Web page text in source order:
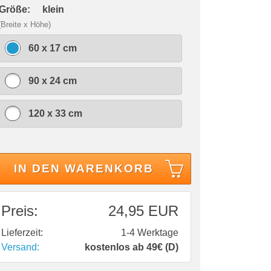
klein
x Höhe)
60 x 17 cm
90 x 24 cm
120 x 33 cm
IN DEN WARENKORB
Preis: 24,95 EUR
Lieferzeit:
1-4 Werktage
Versand:
kostenlos ab 49€ (D)